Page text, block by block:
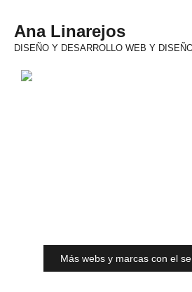
Ana Linarejos
DISEÑO Y DESARROLLO WEB Y
Más webs y marcas con el